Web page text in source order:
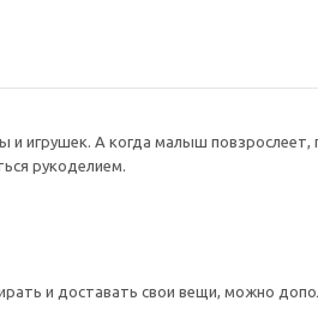
игрушек. А когда малыш повзрослеет,
рукоделием.
и доставать свои вещи, можно